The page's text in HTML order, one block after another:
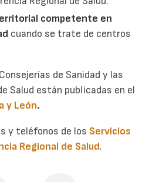
competente en
cuando se trate de centros
de Sanidad y las
Salud están publicadas en el
y León.
y teléfonos de los Servicios
Regional de Salud.